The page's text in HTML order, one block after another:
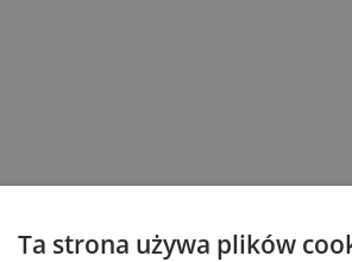
Ta strona używa plików